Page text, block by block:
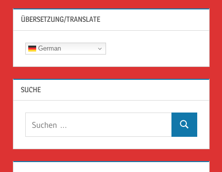
ÜBERSETZUNG/TRANSLATE
German
SUCHE
Suchen